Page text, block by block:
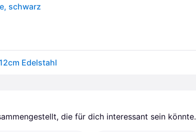
schwarz
Edelstahl
die für dich interessant sein könnte.